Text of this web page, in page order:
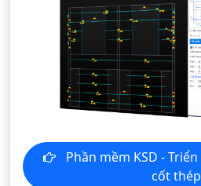
Phần mềm KSD - Triển khai Shopdrawing
cốt thép